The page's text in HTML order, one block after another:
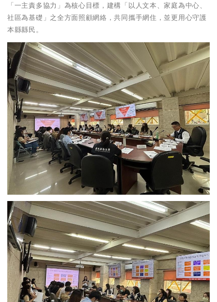
「一主責多協力」為核心目標，建構「以人文本、家庭為中心、
社區為基礎」之全方面照顧網絡，共同攜手網住，並更用心守護
本縣縣民。